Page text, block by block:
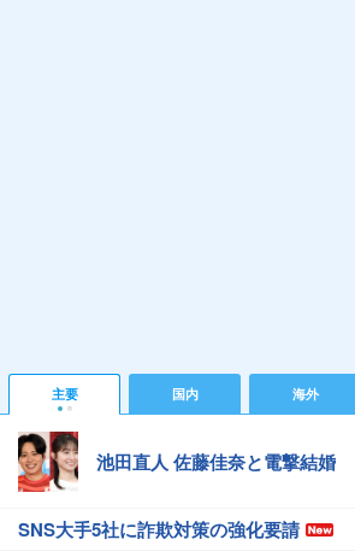
主要 国内 海外
池田直人 佐藤佳奈と電撃結婚
SNS大手5社に詐欺対策の強化要請